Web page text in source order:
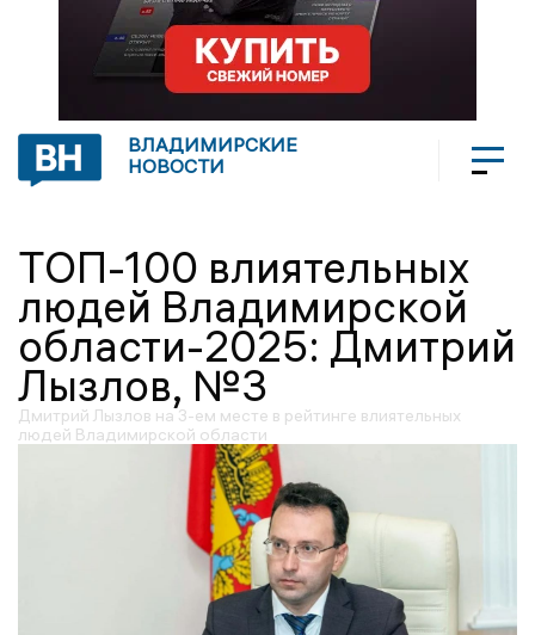
ВЛАДИМИРСКИЕ
НОВОСТИ
ТОП-100 влиятельных
людей Владимирской
области-2025: Дмитрий
Лызлов, №3
Дмитрий Лызлов на 3-ем месте в рейтинге влиятельных
людей Владимирской области